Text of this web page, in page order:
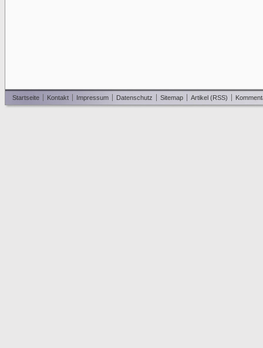
Startseite Kontakt Impressum Datenschutz Sitemap Artikel (RSS)